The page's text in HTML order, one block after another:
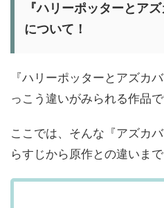
『ハリーポッターとア
について！
『ハリーポッターとアズカ
っこう違いがみられる作品で
ここでは、そんな『アズカ
らすじから原作との違いまで